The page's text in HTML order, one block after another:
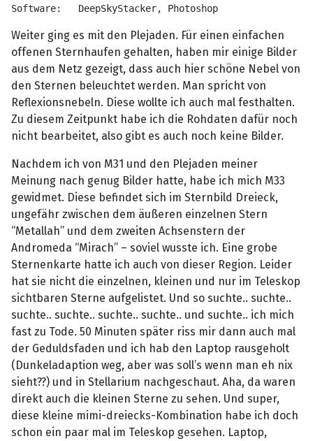
Software:   DeepSkyStacker, Photoshop
Weiter ging es mit den Plejaden. Für einen einfachen
offenen Sternhaufen gehalten, haben mir einige Bilder
aus dem Netz gezeigt, dass auch hier schöne Nebel von
den Sternen beleuchtet werden. Man spricht von
Reflexionsnebeln. Diese wollte ich auch mal festhalten.
Zu diesem Zeitpunkt habe ich die Rohdaten dafür noch
nicht bearbeitet, also gibt es auch noch keine Bilder.
Nachdem ich von M31 und den Plejaden meiner
Meinung nach genug Bilder hatte, habe ich mich M33
gewidmet. Diese befindet sich im Sternbild Dreieck,
ungefähr zwischen dem äußeren einzelnen Stern
“Metallah” und dem zweiten Achsenstern der
Andromeda “Mirach” – soviel wusste ich. Eine grobe
Sternenkarte hatte ich auch von dieser Region. Leider
hat sie nicht die einzelnen, kleinen und nur im Teleskop
sichtbaren Sterne aufgelistet. Und so suchte.. suchte..
suchte.. suchte.. suchte.. suchte.. und suchte.. ich mich
fast zu Tode. 50 Minuten später riss mir dann auch mal
der Geduldsfaden und ich hab den Laptop rausgeholt
(Dunkeladaption weg, aber was soll’s wenn man eh nix
sieht??) und in Stellarium nachgeschaut. Aha, da waren
direkt auch die kleinen Sterne zu sehen. Und super,
diese kleine mimi-dreiecks-Kombination habe ich doch
schon ein paar mal im Teleskop gesehen. Laptop,